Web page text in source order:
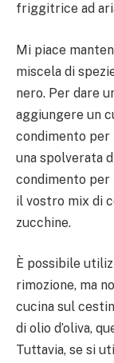
friggitrice ad
Mi piace
miscela di
nero. Per dare
aggiungere un
condimento per
una spolverata
condimento per
il vostro mix di
zucchine.
È possibile
rimozione, ma
cucina sul
di olio d’oliva,
Tuttavia, se si